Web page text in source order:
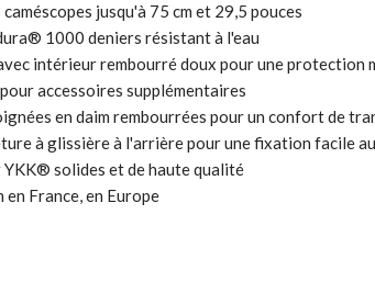
jusqu'à 75 cm et 29,5 pouces
1000 deniers résistant à l'eau
intérieur rembourré doux pour une protection
accessoires supplémentaires
en daim rembourrées pour un confort de
à glissière à l'arrière pour une fixation facile
YKK® solides et de haute qualité
en France, en Europe